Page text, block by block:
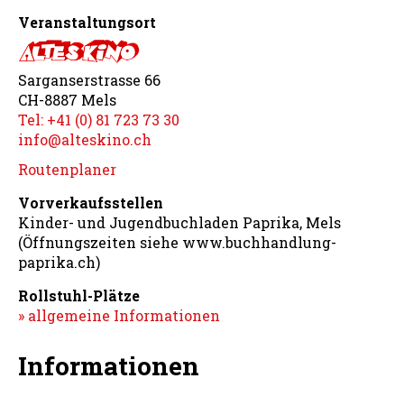
Veranstaltungsort
Sarganserstrasse 66
CH-8887 Mels
Tel: +41 (0) 81 723 73 30
info@alteskino.ch
Routenplaner
Vorverkaufsstellen
Kinder- und Jugendbuchladen Paprika, Mels
(Öffnungszeiten siehe www.buchhandlung-
paprika.ch)
Rollstuhl-Plätze
» allgemeine Informationen
Informationen